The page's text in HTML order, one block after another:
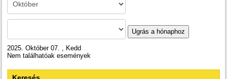
Ugrás a hónaphoz
2025. Október 07. , Kedd
Nem találhatóak események
Keresés